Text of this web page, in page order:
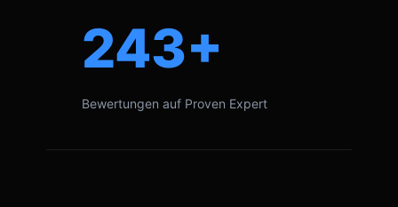
243+
Bewertungen auf Proven Expert